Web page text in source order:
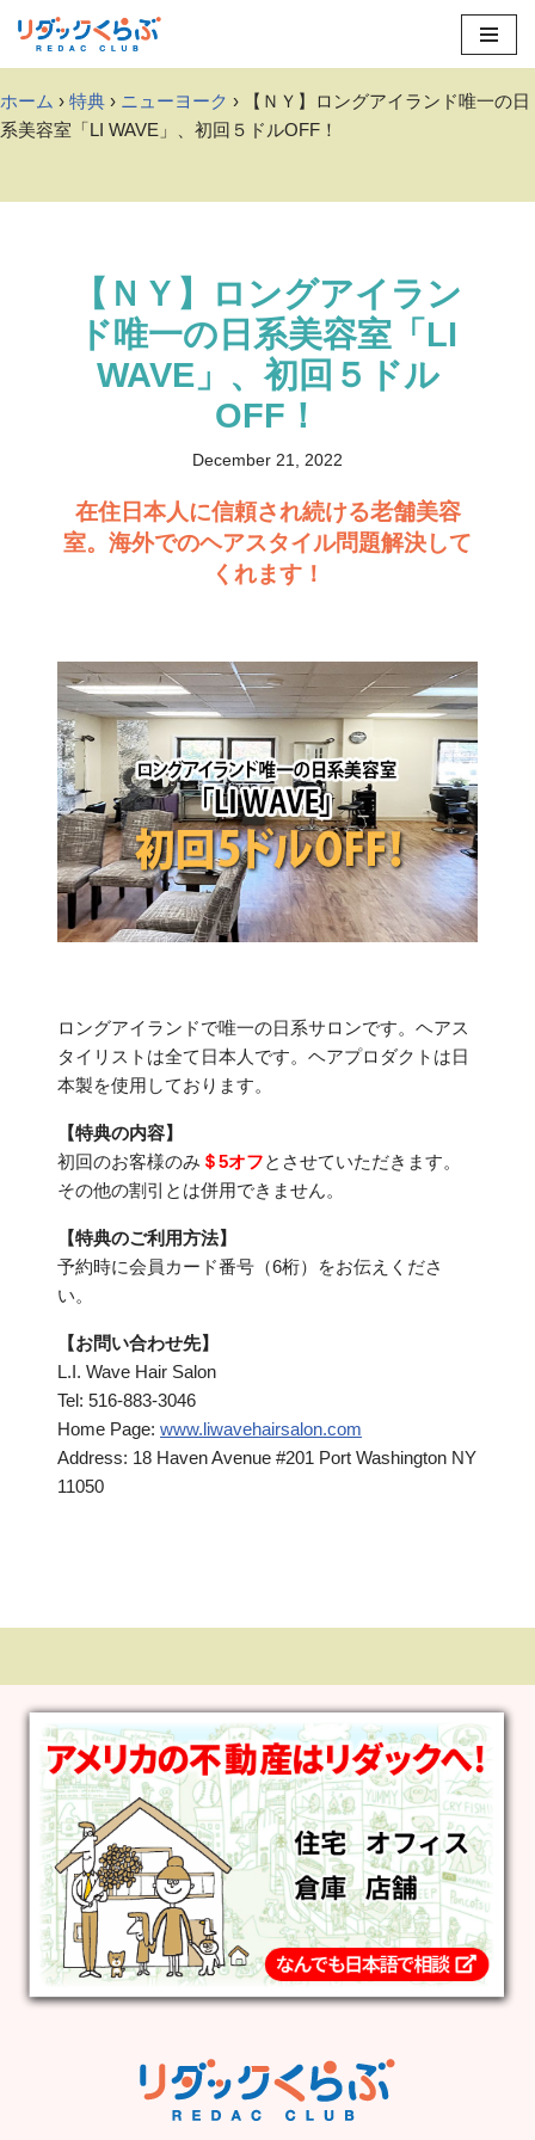
Skip
content
ホーム › 特典 › ニューヨーク › 【ＮＹ】ロングアイランド唯一の日
系美容室「LI WAVE」、初回５ドルOFF！
【ＮＹ】ロングアイラン
ド唯一の日系美容室「LI
WAVE」、初回５ドル
OFF！
December 21, 2022
在住日本人に信頼され続ける老舗美容
室。海外でのヘアスタイル問題解決して
くれます！
ロングアイランドで唯一の日系サロンです。ヘアス
タイリストは全て日本人です。ヘアプロダクトは日
本製を使用しております。
【特典の内容】
初回のお客様のみ ＄5オフとさせていただきます。
その他の割引とは併用できません。
【特典のご利用方法】
予約時に会員カード番号（6桁）をお伝えくださ
い。
【お問い合わせ先】
L.I. Wave Hair Salon
Tel: 516-883-3046
Home Page: www.liwavehairsalon.com
Address: 18 Haven Avenue #201 Port Washington NY
11050